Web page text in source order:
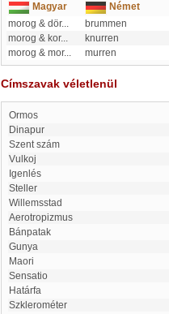
Magyar
Német
morog & dör...
brummen
morog & kor...
knurren
morog & mor... murren
Címszavak véletlenül
Ormos
Dinapur
Szent szám
Vulkoj
Igenlés
Steller
Willemsstad
aerotropizmus
Bánpatak
Gunya
Maori
Sensatio
Határfa
Szklerométer